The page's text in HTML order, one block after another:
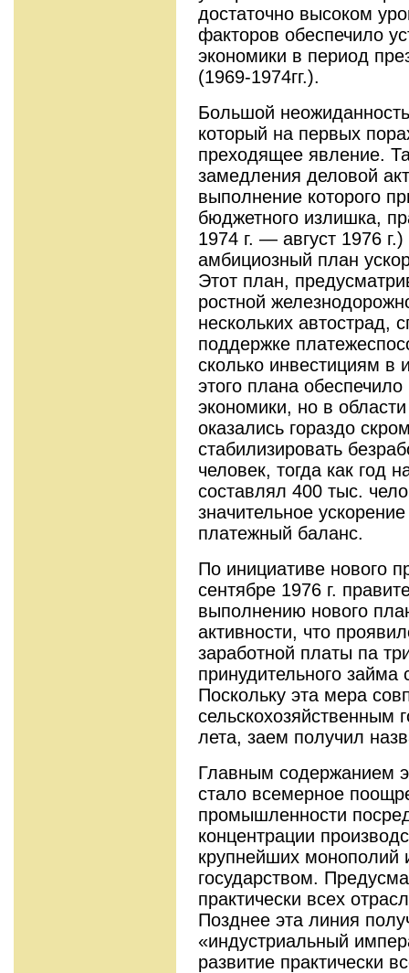
достаточно высоком
факторов обеспечило
экономи­ки в период
(1969-1974гг.).
Большой
который на первых
преходящее явление.
замедления деловой
выполнение которого
бюджетно­го излишка,
1974 г. — август 1976
амбициозный план
Этот план,
ростной
нескольких автострад,
поддержке
сколько инвестициям в
этого плана
экономи­ки, но в
оказались гораздо
стабилизировать
человек, тогда как год
составлял 400 тыс.
значительное
платежный баланс.
По инициативе нового
сентябре 1976 г.
выполнению нового
активности, что
заработной платы па
прину­дительного
Поскольку эта мера
сельскохозяйственным
лета, заем получил
Главным содержанием
стало всемер­ное
промышленности
концентрации
крупнейших мо­нополий
государством.
практически всех
Позднее эта линия
«индустриальный
развитие практически